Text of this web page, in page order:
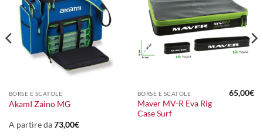
BORSE E SCATOLE
AkamI Zaino MG
A partire da73,00€
BORSE E SCATOLE
Maver MV-R Eva Rig
Case Surf
65,00€